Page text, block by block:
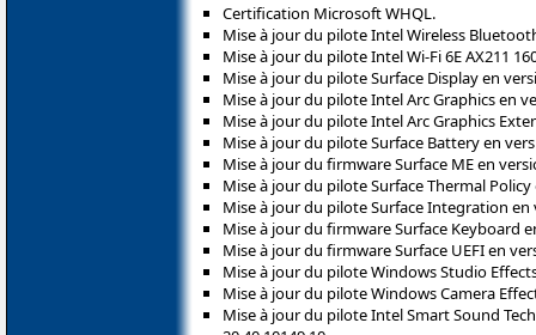
Certification Microsoft WHQL.
Mise à jour du pilote Intel Wireless
Mise à jour du pilote Intel Wi-Fi 6E AX211
Mise à jour du pilote Surface Display en
Mise à jour du pilote Intel Arc Graphics en
Mise à jour du pilote Intel Arc Graphics
Mise à jour du pilote Surface Battery en
Mise à jour du firmware Surface ME en
Mise à jour du pilote Surface Thermal Policy
Mise à jour du pilote Surface Integration en
Mise à jour du firmware Surface Keyboard
Mise à jour du firmware Surface UEFI en
Mise à jour du pilote Windows Studio
Mise à jour du pilote Windows Camera
Mise à jour du pilote Intel Smart Sound